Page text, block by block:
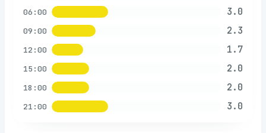
06:00 3.0
09:00 2.3
12:00 1.7
15:00 2.0
18:00 2.0
21:00 3.0